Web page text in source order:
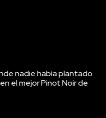
nadie había plantado
el mejor Pinot Noir de